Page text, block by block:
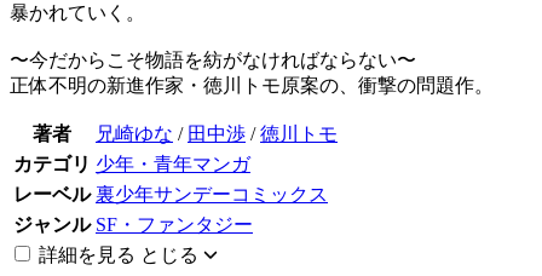
暴かれていく。
〜今だからこそ物語を紡がなければならない〜
正体不明の新進作家・徳川トモ原案の、衝撃の問題作。
著者 兄崎ゆな / 田中渉 /徳川トモ
カテゴリ 少年・青年マンガ
レーベル 裏少年サンデーコミックス
ジャンル SF・ファンタジー
詳細を見る とじる